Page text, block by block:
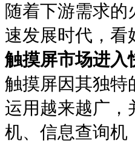
随着下游需求
速发展时代，看
触摸屏市场进入
触摸屏因其独特
运用越来越广，
机、信息查询机